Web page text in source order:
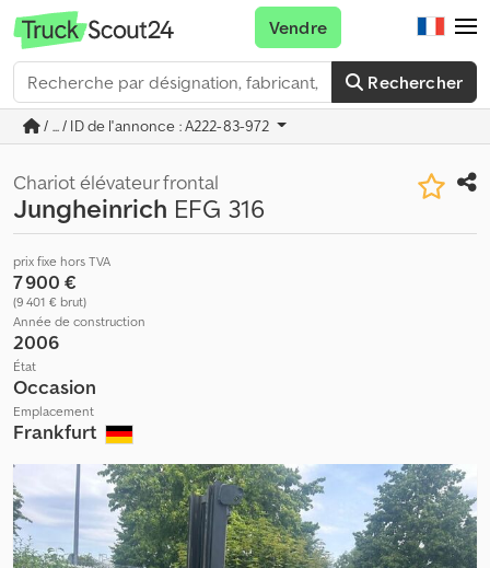
Rechercher
Vendre
/ ... / ID de l'annonce : A222-83-972
Chariot élévateur frontal
Jungheinrich EFG 316
prix fixe hors TVA
7 900 €
(9 401 € brut)
Année de construction
2006
État
Occasion
Emplacement
Frankfurt